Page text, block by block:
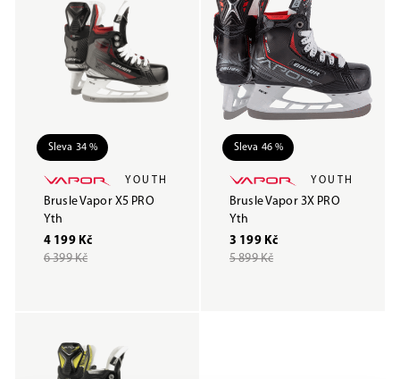
Sleva 34 %
YOUTH
Brusle Vapor X5 PRO
Yth
4 199 Kč
6 399 Kč
Sleva 46 %
YOUTH
Brusle Vapor 3X PRO
Yth
3 199 Kč
5 899 Kč